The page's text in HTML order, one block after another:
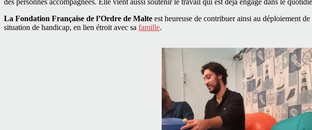
des personnes accompagnées. Elle vient aussi soutenir le travail qui est déjà engagé dans le
La Fondation Française de l’Ordre de Malte est heureuse de contribuer ainsi au déploiement
situation de handicap, en lien étroit avec sa famille.